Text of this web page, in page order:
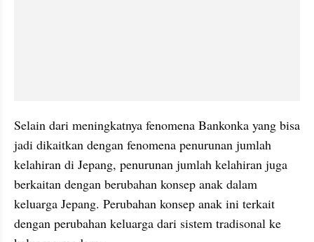
Selain dari meningkatnya fenomena Bankonka yang bisa
jadi dikaitkan dengan fenomena penurunan jumlah
kelahiran di Jepang, penurunan jumlah kelahiran juga
berkaitan dengan berubahan konsep anak dalam
keluarga Jepang. Perubahan konsep anak ini terkait
dengan perubahan keluarga dari sistem tradisonal ke